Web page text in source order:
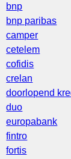
bnp
bnp paribas
camper
cetelem
cofidis
crelan
doorlopend
duo
europabank
fintro
fortis